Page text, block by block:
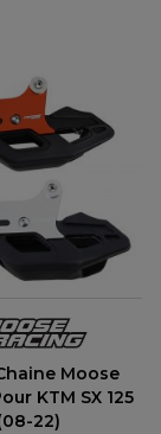
Moose
KTM SX 125
22)